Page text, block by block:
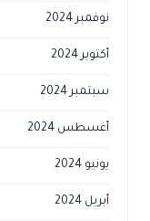
نوفمبر 2024
أكتوبر 2024
سبتمبر 2024
أغسطس 2024
يونيو 2024
أبريل 2024